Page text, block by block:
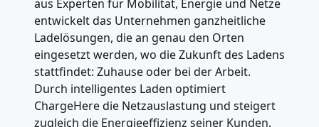
aus Experten für Mobilität, Energie und Netze
entwickelt das Unternehmen ganzheitliche
Ladelösungen, die an genau den Orten
eingesetzt werden, wo die Zukunft des Ladens
stattfindet: Zuhause oder bei der Arbeit.
Durch intelligentes Laden optimiert
ChargeHere die Netzauslastung und steigert
zugleich die Energieeffizienz seiner Kunden.